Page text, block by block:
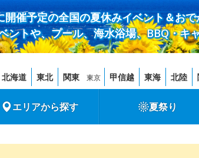
開催予定の全国の夏休みイベント＆お
ントや、プール、海水浴場、BBQ・キ
北海道 東北 関東 東京 甲信越 東海 北陸
エリアから探す 夏祭り